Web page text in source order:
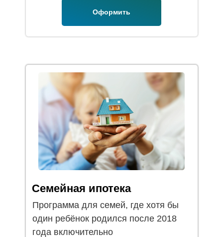
Оформить
Семейная ипотека
Программа для семей, где хотя бы
один ребёнок родился после 2018
года включительно